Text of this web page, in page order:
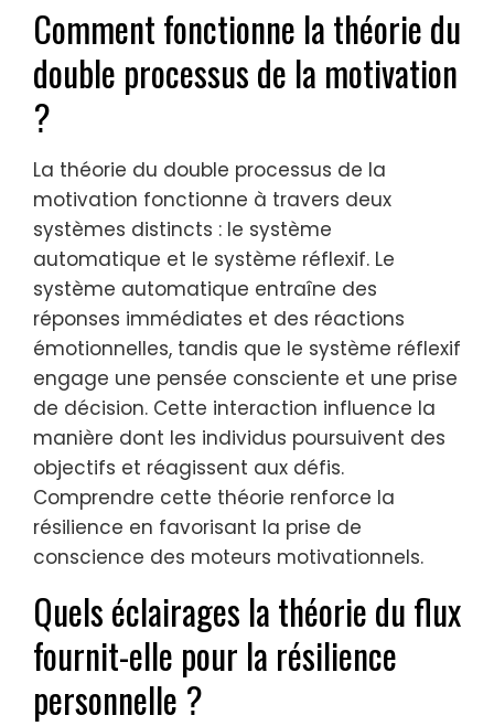
Comment fonctionne la théorie du
double processus de la motivation
?
La théorie du double processus de la
motivation fonctionne à travers deux
systèmes distincts : le système
automatique et le système réflexif. Le
système automatique entraîne des
réponses immédiates et des réactions
émotionnelles, tandis que le système réflexif
engage une pensée consciente et une prise
de décision. Cette interaction influence la
manière dont les individus poursuivent des
objectifs et réagissent aux défis.
Comprendre cette théorie renforce la
résilience en favorisant la prise de
conscience des moteurs motivationnels.
Quels éclairages la théorie du flux
fournit-elle pour la résilience
personnelle ?